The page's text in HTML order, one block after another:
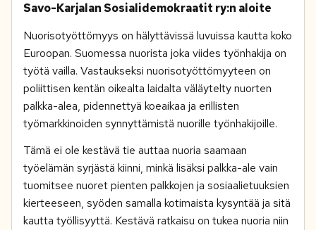
Savo-Karjalan Sosialidemokraatit ry:n aloite
Nuorisotyöttömyys on hälyttävissä luvuissa kautta koko
Euroopan. Suomessa nuorista joka viides työnhakija on
työtä vailla. Vastaukseksi nuorisotyöttömyyteen on
poliittisen kentän oikealta laidalta väläytelty nuorten
palkka-alea, pidennettyä koeaikaa ja erillisten
työmarkkinoiden synnyttämistä nuorille työnhakijoille.
Tämä ei ole kestävä tie auttaa nuoria saamaan
työelämän syrjästä kiinni, minkä lisäksi palkka-ale vain
tuomitsee nuoret pienten palkkojen ja sosiaalietuuksien
kierteeseen, syöden samalla kotimaista kysyntää ja sitä
kautta työllisyyttä. Kestävä ratkaisu on tukea nuoria niin